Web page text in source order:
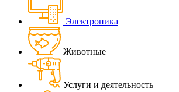
Электроника
Животные
Услуги и деятельность